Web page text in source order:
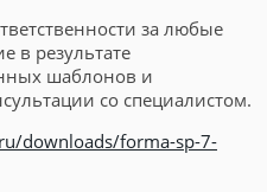
за любые
в результате
шаблонов и
со специалистом.
downloads/forma-sp-7-